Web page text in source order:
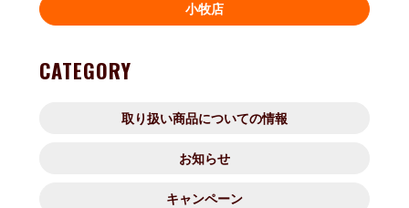
小牧店
CATEGORY
取り扱い商品についての情報
お知らせ
キャンペーン